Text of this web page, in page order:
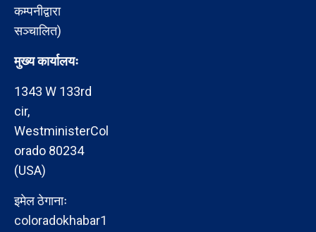
कम्पनीद्वारा
सञ्चालित)
मुख्य कार्यालयः
1343 W 133rd
cir,
WestministerCol
orado 80234
(USA)
इमेल ठेगानाः
coloradokhabar1